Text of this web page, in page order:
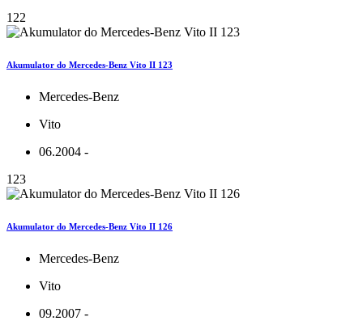
122
Akumulator do Mercedes-Benz Vito II 123
Mercedes-Benz
Vito
06.2004 -
123
Akumulator do Mercedes-Benz Vito II 126
Mercedes-Benz
Vito
09.2007 -